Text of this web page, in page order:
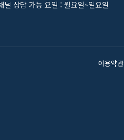
널 상담 가능 요일 : 월요일~일요일
이용약관